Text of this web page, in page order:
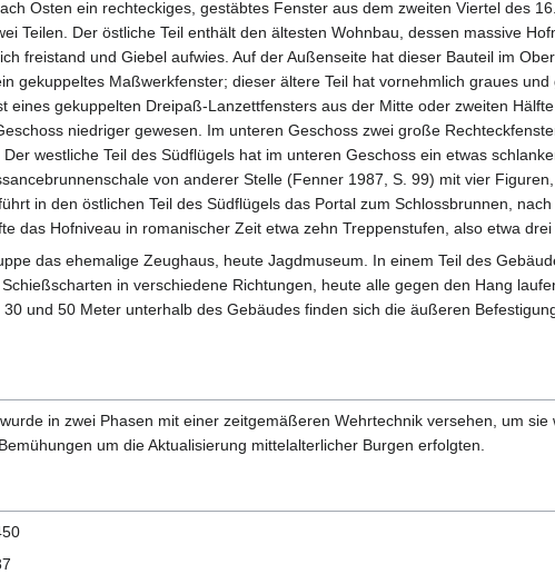
Osten ein rechteckiges, gestäbtes Fenster aus dem zweiten Viertel des
Teilen. Der östliche Teil enthält den ältesten Wohnbau, dessen massive
freistand und Giebel aufwies. Auf der Außenseite hat dieser Bauteil im
gekuppeltes Maßwerkfenster; dieser ältere Teil hat vornehmlich graues
eines gekuppelten Dreipaß-Lanzettfensters aus der Mitte oder zweiten
niedriger gewesen. Im unteren Geschoss zwei große
westliche Teil des Südflügels hat im unteren Geschoss ein etwas
von anderer Stelle (Fenner 1987, S. 99) mit vier
in den östlichen Teil des Südflügels das Portal zum Schlossbrunnen,
das Hofniveau in romanischer Zeit etwa zehn Treppenstufen, also etwa
das ehemalige Zeughaus, heute Jagdmuseum. In einem Teil des
in verschiedene Richtungen, heute alle gegen den Hang
und 50 Meter unterhalb des Gebäudes finden sich die äußeren
in zwei Phasen mit einer zeitgemäßeren Wehrtechnik versehen, um
um die Aktualisierung mittelalterlicher Burgen erfolgten.